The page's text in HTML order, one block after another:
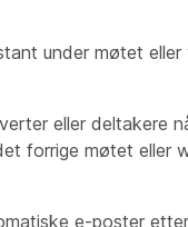
under møtet eller
eller deltakere
forrige møtet eller
e-poster